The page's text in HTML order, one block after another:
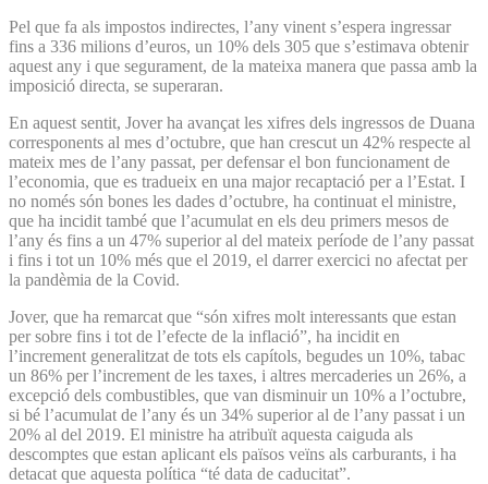
Pel que fa als impostos indirectes, l’any vinent s’espera ingressar
fins a 336 milions d’euros, un 10% dels 305 que s’estimava obtenir
aquest any i que segurament, de la mateixa manera que passa amb la
imposició directa, se superaran.
En aquest sentit, Jover ha avançat les xifres dels ingressos de Duana
corresponents al mes d’octubre, que han crescut un 42% respecte al
mateix mes de l’any passat, per defensar el bon funcionament de
l’economia, que es tradueix en una major recaptació per a l’Estat. I
no només són bones les dades d’octubre, ha continuat el ministre,
que ha incidit també que l’acumulat en els deu primers mesos de
l’any és fins a un 47% superior al del mateix període de l’any passat
i fins i tot un 10% més que el 2019, el darrer exercici no afectat per
la pandèmia de la Covid.
Jover, que ha remarcat que “són xifres molt interessants que estan
per sobre fins i tot de l’efecte de la inflació”, ha incidit en
l’increment generalitzat de tots els capítols, begudes un 10%, tabac
un 86% per l’increment de les taxes, i altres mercaderies un 26%, a
excepció dels combustibles, que van disminuir un 10% a l’octubre,
si bé l’acumulat de l’any és un 34% superior al de l’any passat i un
20% al del 2019. El ministre ha atribuït aquesta caiguda als
descomptes que estan aplicant els països veïns als carburants, i ha
detacat que aquesta política “té data de caducitat”.